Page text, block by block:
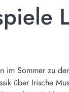
im Sommer zu
über Irische